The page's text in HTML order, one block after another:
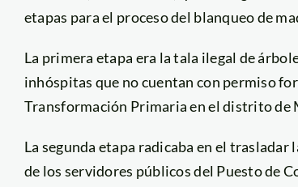
etapas para el proceso del blanqueo de
La primera etapa era la tala ilegal de
inhóspitas que no cuentan con permiso
Transformación Primaria en el distrito de
La segunda etapa radicaba en el
de los servidores públicos del Puesto de